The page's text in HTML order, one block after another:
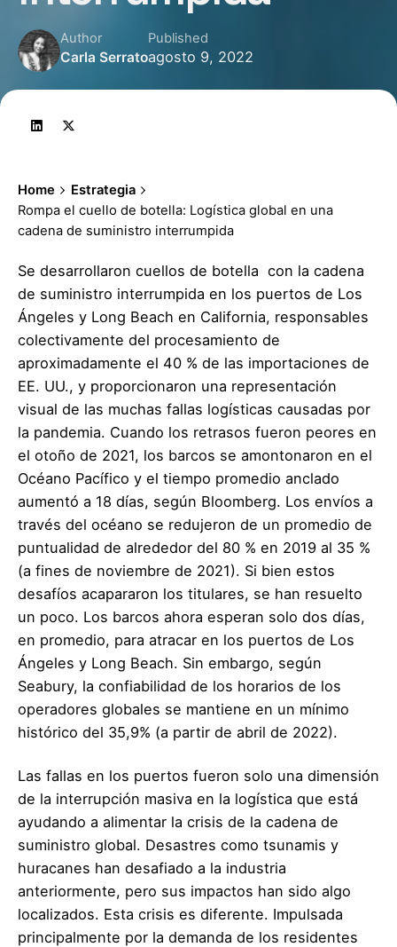
Author
Carla Serrato
Published
agosto 9, 2022
Home
Estrategia
Rompa el cuello de botella: Logística global en una
cadena de suministro interrumpida
Se desarrollaron cuellos de botella con la cadena
de suministro interrumpida en los puertos de Los
Ángeles y Long Beach en California, responsables
colectivamente del procesamiento de
aproximadamente el 40 % de las importaciones de
EE. UU., y proporcionaron una representación
visual de las muchas fallas logísticas causadas por
la pandemia. Cuando los retrasos fueron peores en
el otoño de 2021, los barcos se amontonaron en el
Océano Pacífico y el tiempo promedio anclado
aumentó a 18 días, según Bloomberg. Los envíos a
través del océano se redujeron de un promedio de
puntualidad de alrededor del 80 % en 2019 al 35 %
(a fines de noviembre de 2021). Si bien estos
desafíos acapararon los titulares, se han resuelto
un poco. Los barcos ahora esperan solo dos días,
en promedio, para atracar en los puertos de Los
Ángeles y Long Beach. Sin embargo, según
Seabury, la confiabilidad de los horarios de los
operadores globales se mantiene en un mínimo
histórico del 35,9% (a partir de abril de 2022).
Las fallas en los puertos fueron solo una dimensión
de la interrupción masiva en la logística que está
ayudando a alimentar la crisis de la cadena de
suministro global. Desastres como tsunamis y
huracanes han desafiado a la industria
anteriormente, pero sus impactos han sido algo
localizados. Esta crisis es diferente. Impulsada
principalmente por la demanda de los residentes